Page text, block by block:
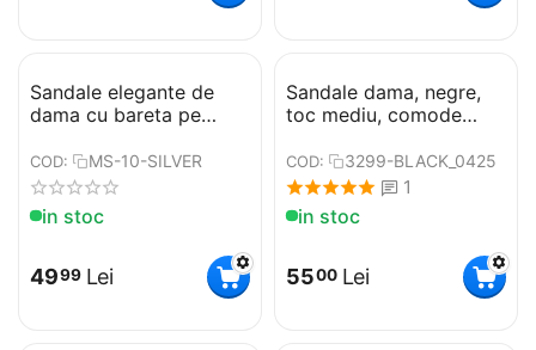
​Sandale elegante de
dama cu bareta pe
COD: MS-10-SILVER
in stoc
4999 Lei
​Sandale dama, negre,
toc mediu, comode
COD: 3299-BLACK_0425
1
in stoc
5500 Lei